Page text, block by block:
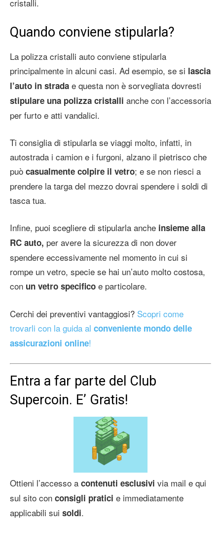
cristalli.
Quando conviene stipularla?
La polizza cristalli auto conviene stipularla
principalmente in alcuni casi. Ad esempio, se si lascia
l’auto in strada e questa non è sorvegliata dovresti
stipulare una polizza cristalli anche con l’accessoria
per furto e atti vandalici.
Ti consiglia di stipularla se viaggi molto, infatti, in
autostrada i camion e i furgoni, alzano il pietrisco che
può casualmente colpire il vetro; e se non riesci a
prendere la targa del mezzo dovrai spendere i soldi di
tasca tua.
Infine, puoi scegliere di stipularla anche insieme alla
RC auto, per avere la sicurezza di non dover
spendere eccessivamente nel momento in cui si
rompe un vetro, specie se hai un’auto molto costosa,
con un vetro specifico e particolare.
Cerchi dei preventivi vantaggiosi? Scopri come
trovarli con la guida al conveniente mondo delle
assicurazioni online!
Entra a far parte del Club
Supercoin. E’ Gratis!
Ottieni l’accesso a contenuti esclusivi via mail e qui
sul sito con consigli pratici e immediatamente
applicabili sui soldi.